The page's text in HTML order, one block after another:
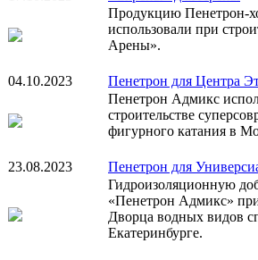
Продукцию Пенетрон-
использовали при
Арены».
04.10.2023
Пенетрон для Центра
Пенетрон Адмикс
строительстве
фигурного катания в
23.08.2023
Пенетрон для
Гидроизоляционную
«Пенетрон Адмикс»
Дворца водных видов
Екатеринбурге.